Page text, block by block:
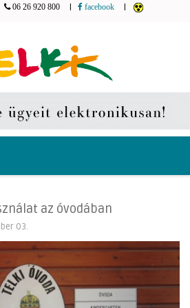
06 26 920 800 facebook
az óvodában
03.